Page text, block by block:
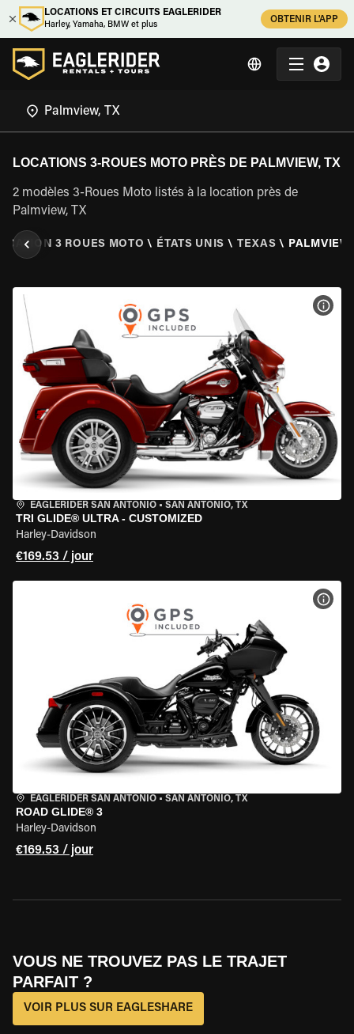
LOCATIONS ET CIRCUITS EAGLERIDER
Harley, Yamaha, BMW et plus
OBTENIR L'APP
LOCATIONS 3-ROUES MOTO PRÈS DE PALMVIEW, TX
2 modèles 3-Roues Moto listés à la location près de
Palmview, TX
3 ROUES MOTO \ ÉTATS UNIS \ TEXAS \
EAGLERIDER SAN ANTONIO • SAN ANTONIO, TX
TRI GLIDE® ULTRA - CUSTOMIZED
Harley-Davidson
€169.53 / jour
EAGLERIDER SAN ANTONIO • SAN ANTONIO, TX
ROAD GLIDE® 3
Harley-Davidson
€169.53 / jour
VOUS NE TROUVEZ PAS LE TRAJET
PARFAIT ?
VOIR PLUS SUR EAGLESHARE